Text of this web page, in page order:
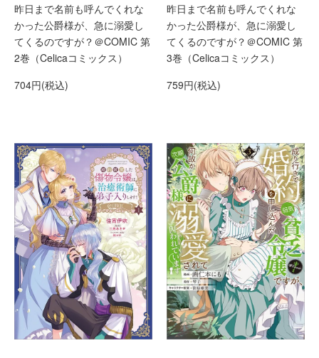
昨日まで名前も呼んでくれな
かった公爵様が、急に溺愛し
てくるのですが？＠COMIC 第
2巻（Celicaコミックス）
704円(税込)
昨日まで名前も呼んでくれな
かった公爵様が、急に溺愛し
てくるのですが？＠COMIC 第
3巻（Celicaコミックス）
759円(税込)